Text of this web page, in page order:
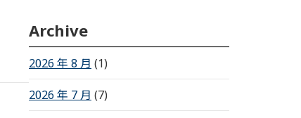
Archive
2026 年 8 月 (1)
2026 年 7 月 (7)